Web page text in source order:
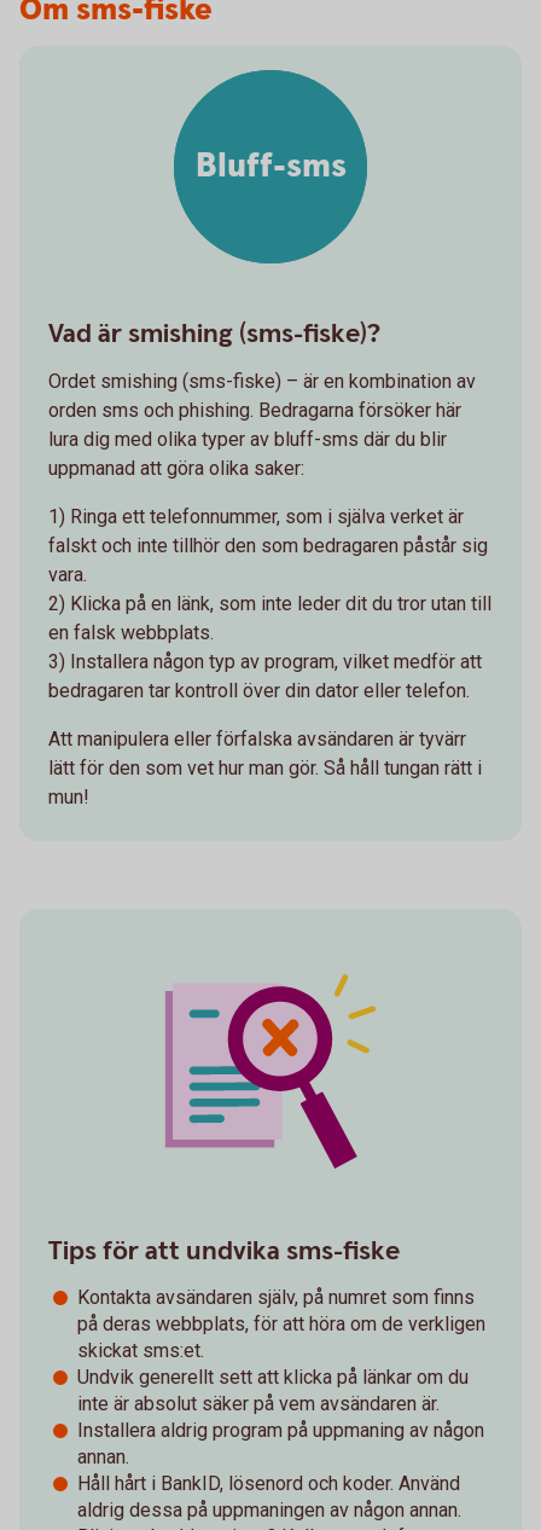
Om sms-fiske
Bluff-sms
Vad är smishing (sms-fiske)?
Ordet smishing (sms-fiske) – är en kombination av
orden sms och phishing. Bedragarna försöker här
lura dig med olika typer av bluff-sms där du blir
uppmanad att göra olika saker:
1) Ringa ett telefonnummer, som i själva verket är
falskt och inte tillhör den som bedragaren påstår sig
vara.
2) Klicka på en länk, som inte leder dit du tror utan till
en falsk webbplats.
3) Installera någon typ av program, vilket medför att
bedragaren tar kontroll över din dator eller telefon.
Att manipulera eller förfalska avsändaren är tyvärr
lätt för den som vet hur man gör. Så håll tungan rätt i
mun!
Tips för att undvika sms-fiske
Kontakta avsändaren själv, på numret som finns
på deras webbplats, för att höra om de verkligen
skickat sms:et.
Undvik generellt sett att klicka på länkar om du
inte är absolut säker på vem avsändaren är.
Installera aldrig program på uppmaning av någon
annan.
Håll hårt i BankID, lösenord och koder. Använd
aldrig dessa på uppmaningen av någon annan.